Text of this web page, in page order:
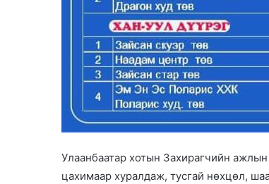
Улаанбаатар хотын Захирагчийн
цахимаар хуралдаж, тусгай нөхцөл,